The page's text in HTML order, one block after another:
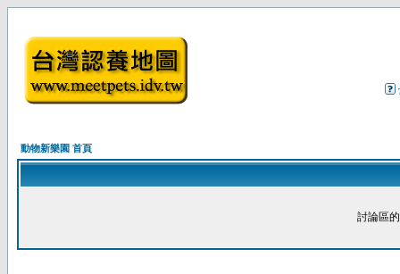
動物新樂園 首頁
討論區